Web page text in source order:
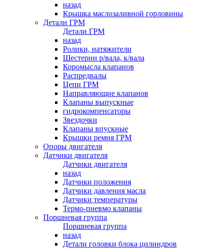
назад
Крышка маслозаливной горловины
Детали ГРМ
Детали ГРМ
назад
Ролики, натяжители
Шестерни р/вала, к/вала
Коромысла клапанов
Распредвалы
Цепи ГРМ
Направляющие клапанов
Клапаны выпускные
гидрокомпенсаторы
Звездочки
Клапаны впускные
Крышки ремня ГРМ
Опоры двигателя
Датчики двигателя
Датчики двигателя
назад
Датчики положения
Датчики давления масла
Датчики температуры
Термо-пневмо клапаны
Поршневая группа
Поршневая группа
назад
Детали головки блока цилиндров